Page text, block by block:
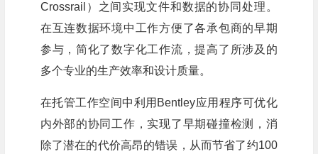
Crossrail）之间实现文件和数据的协同处理。
在互连数据环境中工作方便了各承包商的早期
参与，简化了数字化工作流，提高了所涉及的
多个专业的生产效率和设计质量。
在托管工作空间中利用Bentley应用程序可优化
内外部的协同工作，实现了早期碰撞检测，消
除了潜在的代价高昂的错误，从而节省了约100